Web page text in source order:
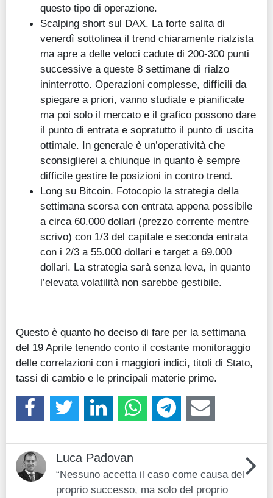
questo tipo di operazione.
Scalping short sul DAX. La forte salita di
venerdì sottolinea il trend chiaramente rialzista
ma apre a delle veloci cadute di 200-300 punti
successive a queste 8 settimane di rialzo
ininterrotto. Operazioni complesse, difficili da
spiegare a priori, vanno studiate e pianificate
ma poi solo il mercato e il grafico possono dare
il punto di entrata e sopratutto il punto di uscita
ottimale. In generale è un’operatività che
sconsiglierei a chiunque in quanto è sempre
difficile gestire le posizioni in contro trend.
Long su Bitcoin. Fotocopio la strategia della
settimana scorsa con entrata appena possibile
a circa 60.000 dollari (prezzo corrente mentre
scrivo) con 1/3 del capitale e seconda entrata
con i 2/3 a 55.000 dollari e target a 69.000
dollari. La strategia sarà senza leva, in quanto
l’elevata volatilità non sarebbe gestibile.
Questo è quanto ho deciso di fare per la settimana
del 19 Aprile tenendo conto il costante monitoraggio
delle correlazioni con i maggiori indici, titoli di Stato,
tassi di cambio e le principali materie prime.
Luca Padovan
“Nessuno accetta il caso come causa del
proprio successo, ma solo del proprio